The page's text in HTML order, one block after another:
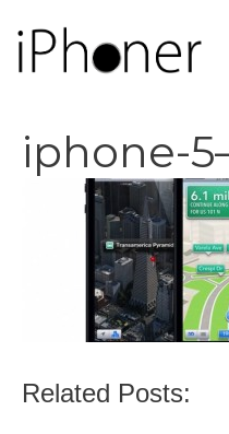
contenuto
iphone-
Related Posts: